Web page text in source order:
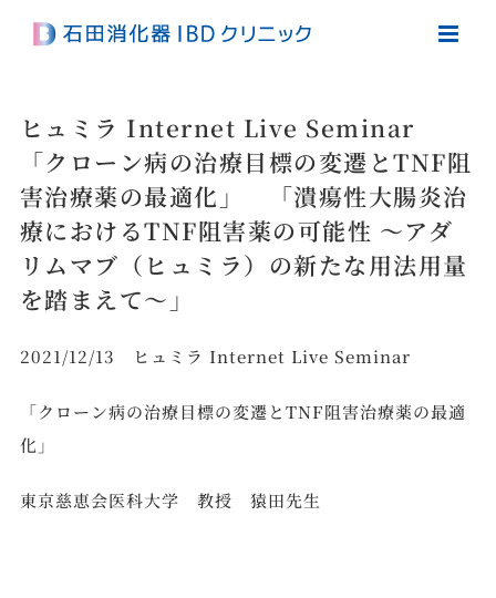
ヒュミラ Internet Live Seminar
「クローン病の治療目標の変遷とTNF阻
害治療薬の最適化」 「潰瘍性大腸炎治
療におけるTNF阻害薬の可能性 ～アダ
リムマブ（ヒュミラ）の新たな用法用量
を踏まえて～」
2021/12/13 ヒュミラ Internet Live Seminar
「クローン病の治療目標の変遷とTNF阻害治療薬の最適
化」
東京慈恵会医科大学 教授 猿田先生